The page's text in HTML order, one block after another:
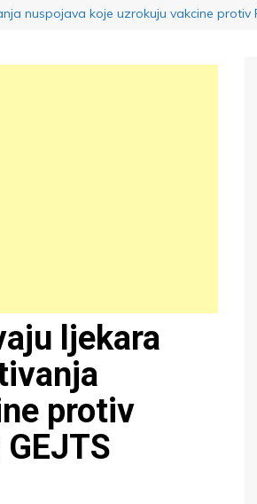
nuspojava koje uzrokuju vakcine protiv
ljekara
protiv